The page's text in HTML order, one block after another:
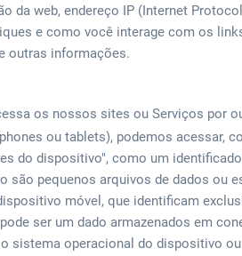
web, endereço IP (Internet
e como você interage com os
outras informações.
os nossos sites ou Serviços por
ou tablets), podemos acessar,
do dispositivo", como um
são pequenos arquivos de dados ou
móvel, que identificam
ser um dado armazenados em
sistema operacional do dispositivo